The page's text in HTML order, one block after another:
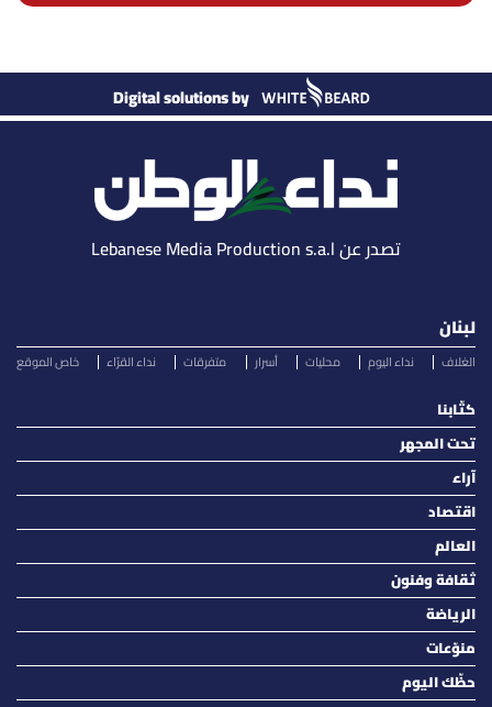
Digital solutions by
تصدر عن Lebanese Media Production s.a.l
لبنان
الغلاف نداء اليوم محليات أسرار متفرقات نداء القرّاء خاص الموقع
كتّابنا
تحت المجهر
آراء
اقتصاد
العالم
ثقافة وفنون
الرياضة
منوّعات
حظّك اليوم